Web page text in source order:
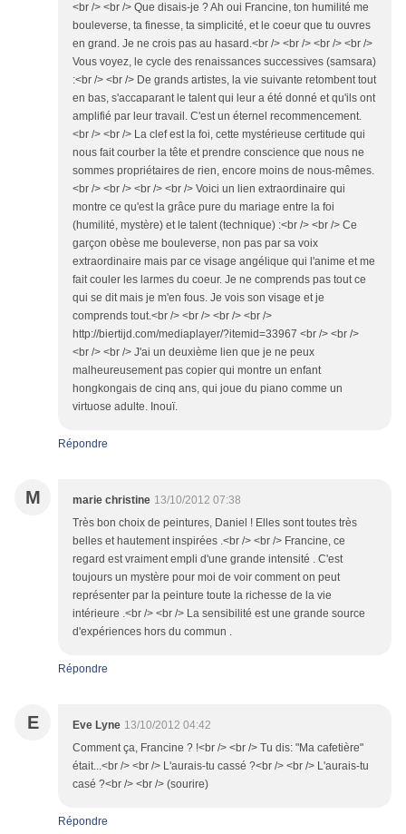
<br /> <br /> Que disais-je ? Ah oui Francine, ton humilité me
bouleverse, ta finesse, ta simplicité, et le coeur que tu ouvres
en grand. Je ne crois pas au hasard.<br /> <br /> <br /> <br />
Vous voyez, le cycle des renaissances successives (samsara)
:<br /> <br /> De grands artistes, la vie suivante retombent tout
en bas, s'accaparant le talent qui leur a été donné et qu'ils ont
amplifié par leur travail. C'est un éternel recommencement.
<br /> <br /> La clef est la foi, cette mystérieuse certitude qui
nous fait courber la tête et prendre conscience que nous ne
sommes propriétaires de rien, encore moins de nous-mêmes.
<br /> <br /> <br /> <br /> Voici un lien extraordinaire qui
montre ce qu'est la grâce pure du mariage entre la foi
(humilité, mystère) et le talent (technique) :<br /> <br /> Ce
garçon obèse me bouleverse, non pas par sa voix
extraordinaire mais par ce visage angélique qui l'anime et me
fait couler les larmes du coeur. Je ne comprends pas tout ce
qui se dit mais je m'en fous. Je vois son visage et je
comprends tout.<br /> <br /> <br /> <br />
http://biertijd.com/mediaplayer/?itemid=33967 <br /> <br />
<br /> <br /> J'ai un deuxième lien que je ne peux
malheureusement pas copier qui montre un enfant
hongkongais de cinq ans, qui joue du piano comme un
virtuose adulte. Inouï.
Répondre
M marie christine 13/10/2012 07:38
Très bon choix de peintures, Daniel ! Elles sont toutes très
belles et hautement inspirées .<br /> <br /> Francine, ce
regard est vraiment empli d'une grande intensité . C'est
toujours un mystère pour moi de voir comment on peut
représenter par la peinture toute la richesse de la vie
intérieure .<br /> <br /> La sensibilité est une grande source
d'expériences hors du commun .
Répondre
E Eve Lyne 13/10/2012 04:42
Comment ça, Francine ? !<br /> <br /> Tu dis: "Ma cafetière"
était...<br /> <br /> L'aurais-tu cassé ?<br /> <br /> L'aurais-tu
casé ?<br /> <br /> (sourire)
Répondre